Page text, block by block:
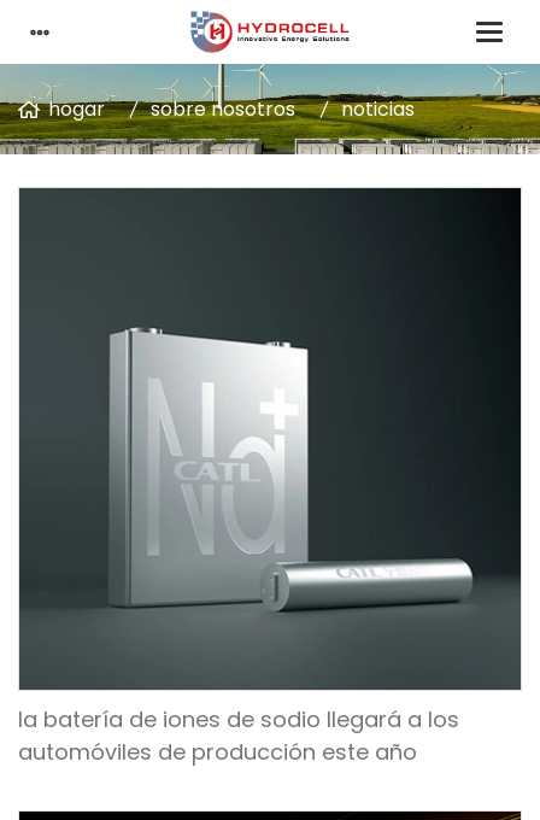
hogar sobre nosotros noticias
la batería de iones de sodio llegará a los
automóviles de producción este año